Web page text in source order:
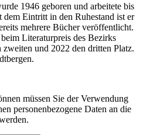
1946 geboren und arbeitete bis
dem Eintritt in den Ruhestand ist er
mehrere Bücher veröffentlicht.
Literaturpreis des Bezirks
zweiten und 2022 den dritten Platz.
müssen Sie der Verwendung
personenbezogene Daten an die